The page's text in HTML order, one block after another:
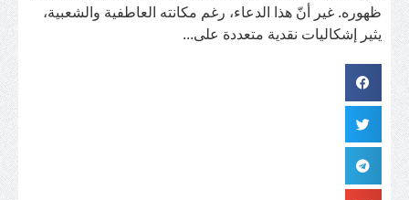
ظهوره. غير أنّ هذا الدعاء، رغم مكانته العاطفية والشعبية،
يثير إشكاليات نقدية متعددة على...